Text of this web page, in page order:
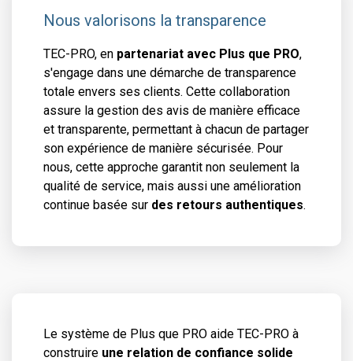
Nous valorisons la transparence
TEC-PRO, en partenariat avec Plus que PRO,
s'engage dans une démarche de transparence
totale envers ses clients. Cette collaboration
assure la gestion des avis de manière efficace
et transparente, permettant à chacun de partager
son expérience de manière sécurisée. Pour
nous, cette approche garantit non seulement la
qualité de service, mais aussi une amélioration
continue basée sur des retours authentiques.
Le système de Plus que PRO aide TEC-PRO à
construire une relation de confiance solide